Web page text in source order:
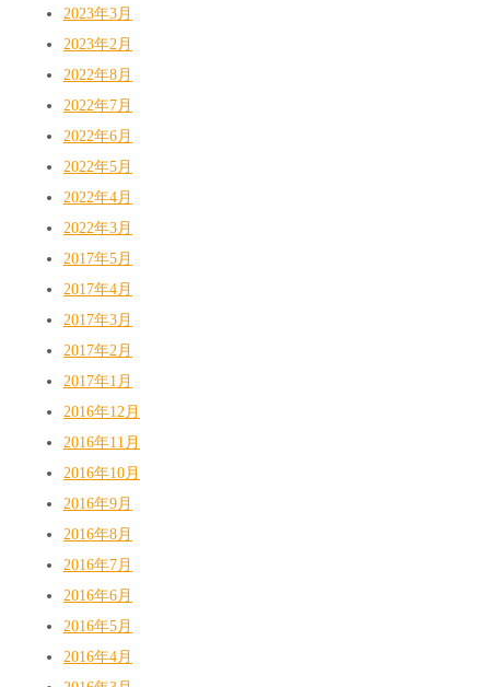
2023年3月
2023年2月
2022年8月
2022年7月
2022年6月
2022年5月
2022年4月
2022年3月
2017年5月
2017年4月
2017年3月
2017年2月
2017年1月
2016年12月
2016年11月
2016年10月
2016年9月
2016年8月
2016年7月
2016年6月
2016年5月
2016年4月